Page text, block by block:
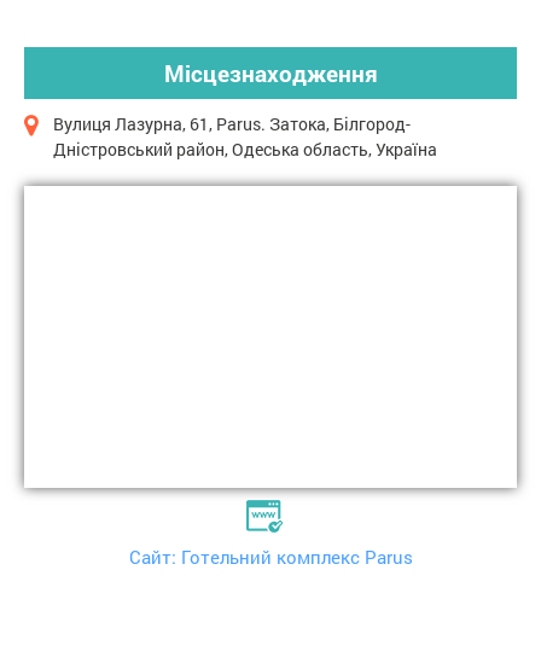
Місцезнаходження
Вулиця Лазурна, 61, Parus. Затока, Білгород-
Дністровський район, Одеська область, Україна
Сайт: Готельний комплекс Parus